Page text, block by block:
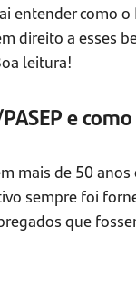
entender como o
direito a esses
leitura!
e
mais de 50
sempre foi
que